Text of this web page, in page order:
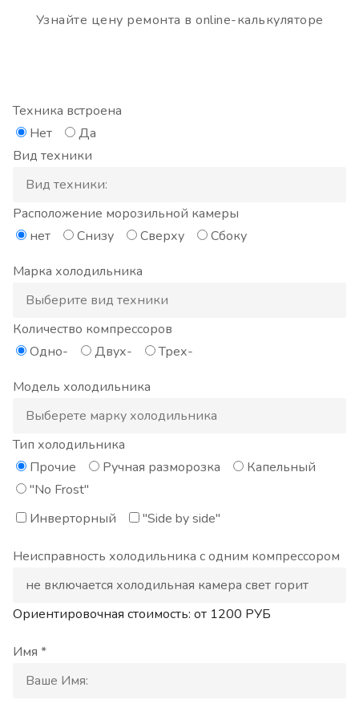
Узнайте цену ремонта в online-калькуляторе
Техника встроена
Нет
Да
Вид техники
Расположение морозильной камеры
нет
Снизу Сверху
Сбоку
Марка холодильника
Количество компрессоров
Одно-
Двух-
Трех-
Модель холодильника
Тип холодильника
Прочие
Ручная разморозка
Капельный
"No Frost"
Инверторный
"Side by side"
Неисправность холодильника с одним компрессором
Ориентировочная стоимость: от 1200 РУБ
Имя *